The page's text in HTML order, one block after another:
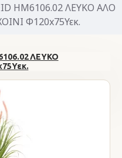
HM6106.02 ΛΕΥΚΟ ΑΛΟ
Φ120x75Υεκ.
ΛΕΥΚΟ